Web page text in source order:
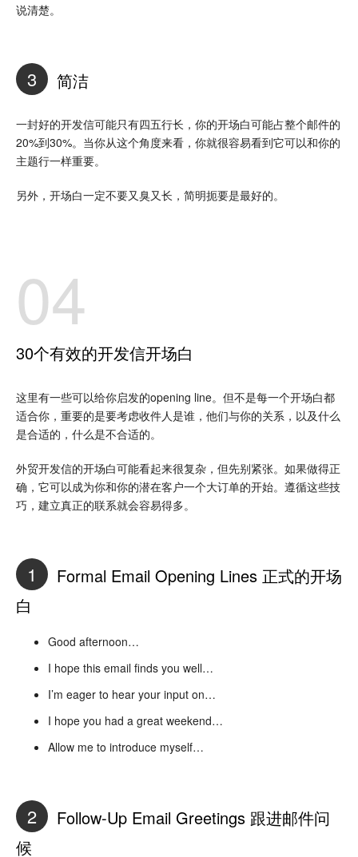
说清楚。
3 简洁
一封好的开发信可能只有四五行长，你的开场白可能占整个邮件的
20%到30%。当你从这个角度来看，你就很容易看到它可以和你的
主题行一样重要。
另外，开场白一定不要又臭又长，简明扼要是最好的。
04
30个有效的开发信开场白
这里有一些可以给你启发的opening line。但不是每一个开场白都
适合你，重要的是要考虑收件人是谁，他们与你的关系，以及什么
是合适的，什么是不合适的。
外贸开发信的开场白可能看起来很复杂，但先别紧张。如果做得正
确，它可以成为你和你的潜在客户一个大订单的开始。遵循这些技
巧，建立真正的联系就会容易得多。
1
Formal Email Opening Lines 正式的开场
白
Good afternoon…
I hope this email finds you well…
I’m eager to hear your input on…
I hope you had a great weekend…
Allow me to introduce myself…
2
Follow-Up Email Greetings 跟进邮件问
候